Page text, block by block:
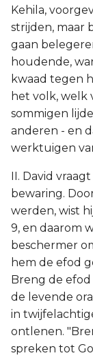
Kehila,
strijden, maar
gaan
houdende,
kwaad tegen
het volk, welk
sommigen
anderen - en
werktuigen
II. David
bewaring.
werden, wist
9, en daarom
beschermer
hem de efod
Breng de
de levende
in
ontlenen.
spreken tot